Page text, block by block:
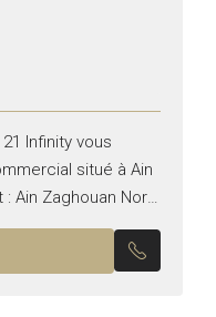
Infinity vous
situé à Ain
Ain Zaghouan Nord
deux étages. Le...